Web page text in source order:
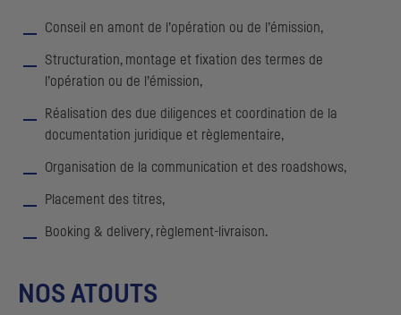
Conseil en amont de l’opération ou de l’émission,
Structuration, montage et fixation des termes de
l’opération ou de l’émission,
Réalisation des due diligences et coordination de la
documentation juridique et règlementaire,
Organisation de la communication et des roadshows,
Placement des titres,
Booking & delivery, règlement-livraison.
NOS ATOUTS